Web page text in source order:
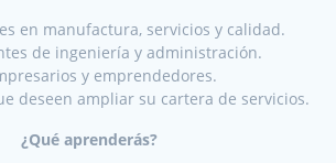
en manufactura, servicios y calidad.
de ingeniería y administración.
y emprendedores.
deseen ampliar su cartera de servicios.
¿Qué aprenderás?